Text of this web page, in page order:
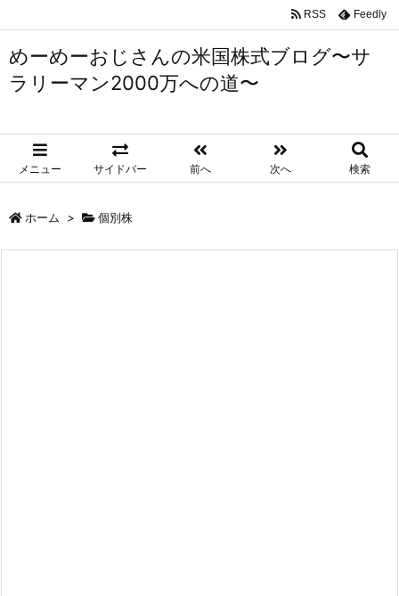
めーめーおじさんの米国株式ブログ〜サ
ラリーマン2000万への道〜
メニュー サイドバー 前へ 次へ 検索
RSS Feedly
ホーム > 個別株